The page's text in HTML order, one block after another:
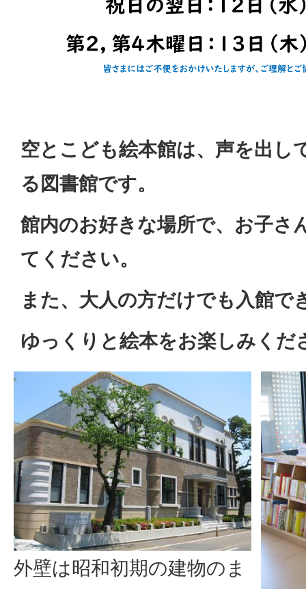
空とこども絵本館は、声を出し
る図書館です。
館内のお好きな場所で、お子さ
てください。
また、大人の方だけでも入館で
ゆっくりと絵本をお楽しみくだ
外壁は昭和初期の建物のま